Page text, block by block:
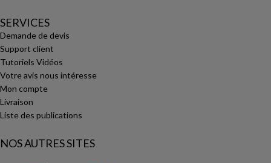
SERVICES
Demande de devis
Support client
Tutoriels Vidéos
Votre avis nous intéresse
Mon compte
Livraison
Liste des publications
NOS AUTRES SITES